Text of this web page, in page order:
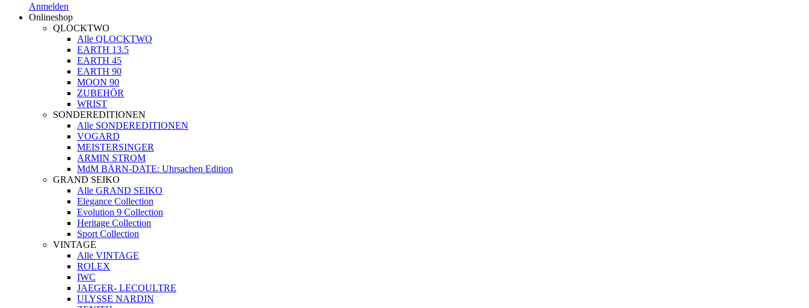
Anmelden
Onlineshop
QLOCKTWO
Alle QLOCKTWO
EARTH 13.5
EARTH 45
EARTH 90
MOON 90
ZUBEHÖR
WRIST
SONDEREDITIONEN
Alle SONDEREDITIONEN
VOGARD
MEISTERSINGER
ARMIN STROM
MdM BÄRN-DATE: Uhrsachen Edition
GRAND SEIKO
Alle GRAND SEIKO
Elegance Collection
Evolution 9 Collection
Heritage Collection
Sport Collection
VINTAGE
Alle VINTAGE
ROLEX
IWC
JAEGER- LECOULTRE
ULYSSE NARDIN